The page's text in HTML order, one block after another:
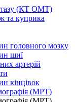
тазу (КТ ОМТ)
та куприка
головного мозку
шиї
артерій
кінцівок
(МРТ)